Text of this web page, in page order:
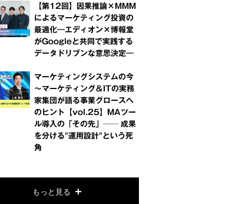
【第12回】因果推論×MMM
によるマーケティング投資の
最適化―エディオン×博報堂
がGoogleと共同で実践する
データドリブンな意思決定―
マーケティングシステムの今
～マーケティング＆ITの実務
家集団が語る事業グロースへ
のヒント【vol.25】MAツー
ル導入の「その先」── 成果
を分ける"運用設計"という死
角
もっと見る